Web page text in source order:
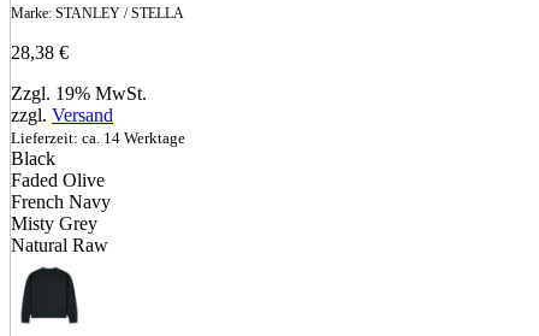
Marke: STANLEY / STELLA
28,38 €
Zzgl. 19% MwSt.
zzgl. Versand
Lieferzeit: ca. 14 Werktage
Black
Faded Olive
French Navy
Misty Grey
Natural Raw